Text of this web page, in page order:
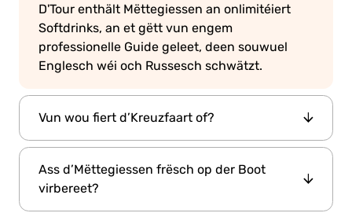
D'Tour enthält Mëttegiessen an onlimitéiert
Softdrinks, an et gëtt vun engem
professionelle Guide geleet, deen souwuel
Englesch wéi och Russesch schwätzt.
Vun wou fiert d’Kreuzfaart of?
D’Kreuzfaart fiert vunKabatas Pier.
D’Entrée
geet iwwer d’Turkish Petroleum–Paart, déi just
Ass d’Mëttegiessen frësch op der Boot
virbereet?